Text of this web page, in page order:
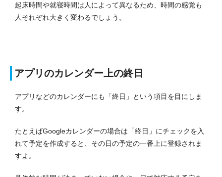
起床時間や就寝時間は人によって異なるため、時間の感覚も
人それぞれ大きく変わるでしょう。
アプリのカレンダー上の終日
アプリなどのカレンダーにも「終日」という項目を目にしま
す。
たとえばGoogleカレンダーの場合は「終日」にチェックを入
れて予定を作成すると、その日の予定の一番上に登録されま
すよ。